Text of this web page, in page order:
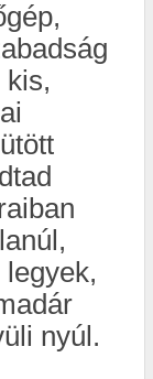
kis,
nyúl.